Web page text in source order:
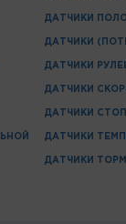
ДАТЧИКИ
ДАТЧИКИ
ДАТЧИКИ
ДАТЧИКИ
ДАТЧИКИ
ДАТЧИКИ
ДАТЧИКИ